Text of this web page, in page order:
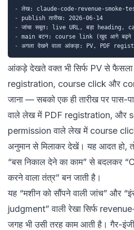
-
-
-
-
-
आंकड़े देखते वक्त भी सिर्फ PV से
registration, course click और
जाना — सबको एक ही तारीख पर
वाले लेख में PDF registration, और
permission वाले लेख में course
अनुमान से मिलाकर देखें। यह आदत हो,
“बस निकाल देने का काम” से बदलकर
करने वाला तंत्र” बन जाती है।
यह “मशीन को सौंपने वाली जांच” और
judgment” वाली रेखा सिर्फ
जगह भी उसी तरह काम आती है। गैर-